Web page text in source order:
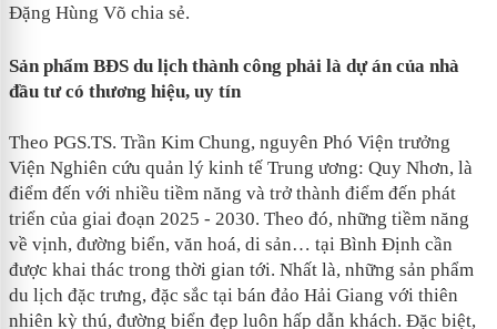
Đặng Hùng Võ chia sẻ.
Sản phẩm BĐS du lịch thành công phải là dự án của nhà
đầu tư có thương hiệu, uy tín
Theo PGS.TS. Trần Kim Chung, nguyên Phó Viện trưởng
Viện Nghiên cứu quản lý kinh tế Trung ương: Quy Nhơn, là
điểm đến với nhiều tiềm năng và trở thành điểm đến phát
triển của giai đoạn 2025 - 2030. Theo đó, những tiềm năng
về vịnh, đường biển, văn hoá, di sản… tại Bình Định cần
được khai thác trong thời gian tới. Nhất là, những sản phẩm
du lịch đặc trưng, đặc sắc tại bán đảo Hải Giang với thiên
nhiên kỳ thú, đường biển đẹp luôn hấp dẫn khách. Đặc biệt,